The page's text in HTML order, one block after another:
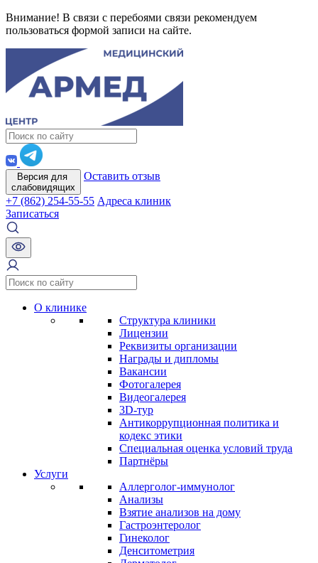
Внимание! В связи с перебоями связи рекомендуем
пользоваться формой записи на сайте.
Версия для
слабовидящих
Оставить отзыв
+7 (862) 254-55-55 Адреса клиник
Записаться
О клинике
Структура клиники
Лицензии
Реквизиты организации
Награды и дипломы
Вакансии
Фотогалерея
Видеогалерея
3D-тур
Антикоррупционная политика и
кодекс этики
Специальная оценка условий труда
Партнёры
Услуги
Аллерголог-иммунолог
Анализы
Взятие анализов на дому
Гастроэнтеролог
Гинеколог
Денситометрия